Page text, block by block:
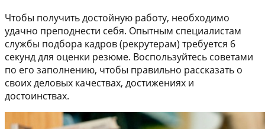
Чтобы получить достойную работу, необходимо
удачно преподнести себя. Опытным специалистам
службы подбора кадров (рекрутерам) требуется 6
секунд для оценки резюме. Воспользуйтесь советами
по его заполнению, чтобы правильно рассказать о
своих деловых качествах, достижениях и
достоинствах.